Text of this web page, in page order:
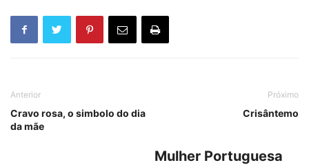
Anterior
Cravo rosa, o simbolo do dia
da mãe
Próximo
Crisântemo
Mulher Portuguesa